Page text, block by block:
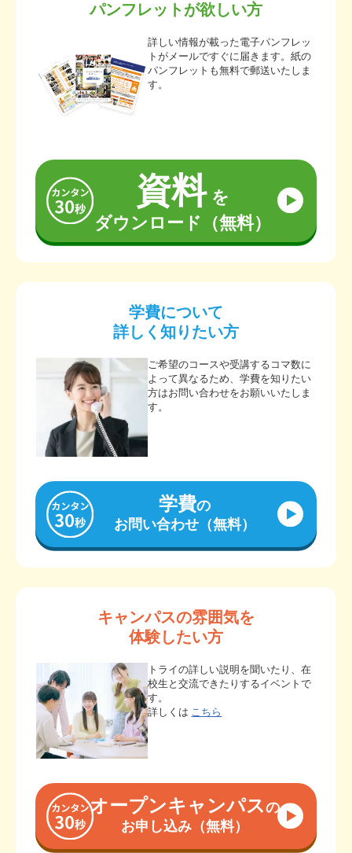
パンフレットが欲しい方
詳しい情報が載った電子パンフレッ
トがメールですぐに届きます。紙の
パンフレットも無料で郵送いたしま
す。
資料を
ダウンロード（無料）
学費について
詳しく知りたい方
ご希望のコースや受講するコマ数に
よって異なるため、学費を知りたい
方はお問い合わせをお願いいたしま
す。
学費の
お問い合わせ（無料）
キャンパスの雰囲気を
体験したい方
トライの詳しい説明を聞いたり、在
校生と交流できたりするイベントで
す。
詳しくは こちら
オープンキャンパスの
お申し込み（無料）